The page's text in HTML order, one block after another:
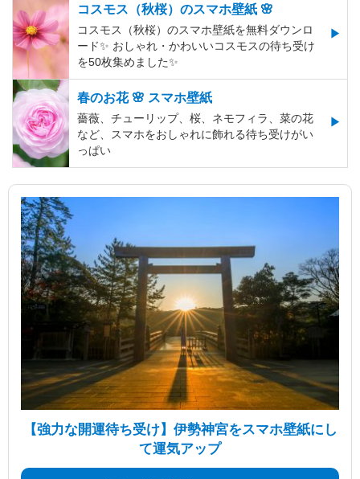
コスモス（秋桜）のスマホ壁紙 🌸
コスモス（秋桜）のスマホ壁紙を無料ダウンロ
ード✨️ おしゃれ・かわいいコスモスの待ち受け
を50枚集めました✨️
春のお花 🌸 スマホ壁紙
薔薇、チューリップ、桜、ネモフィラ、菜の花
など、スマホをおしゃれに飾れる待ち受けがい
っぱい
【強力な開運待ち受け】伊勢神宮をスマホ壁紙にし
て運気アップ